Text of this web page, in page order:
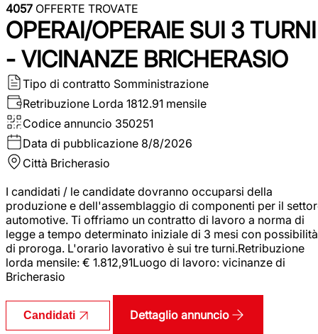
4057 OFFERTE TROVATE
OPERAI/OPERAIE SUI 3 TURNI
- VICINANZE BRICHERASIO
Tipo di contratto Somministrazione
Retribuzione Lorda 1812.91 mensile
Codice annuncio 350251
Data di pubblicazione 8/8/2026
Città Bricherasio
I candidati / le candidate dovranno occuparsi della
produzione e dell'assemblaggio di componenti per il
automotive. Ti offriamo un contratto di lavoro a norma di
legge a tempo determinato iniziale di 3 mesi con possibilità
di proroga. L'orario lavorativo è sui tre turni.Retribuzione
lorda mensile: € 1.812,91Luogo di lavoro: vicinanze di
Bricherasio
Candidati Dettaglio annuncio